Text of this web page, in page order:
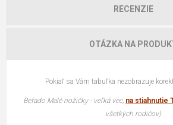
RECENZIE
OTÁZKA NA
Pokiaľ sa Vám tabuľka nezobrazuje
Befado Malé nožičky - veľká vec, na stiahnutie
všetkých rodičov)